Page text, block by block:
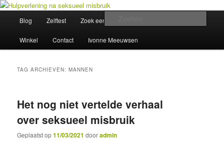
Spring
primaire
inhoud
Spring
secundaire
inhoudHulpverlening na seksueel misbruik
Wegwijzer in Traumaland
Blog Zelftest Zoek een hulpverlener
Winkel Contact Ivonne Meeuwsen
TAG ARCHIEVEN:MANNEN
Het nog niet vertelde verhaal
over seksueel misbruik
Geplaatst op11/03/2021 dooradmin